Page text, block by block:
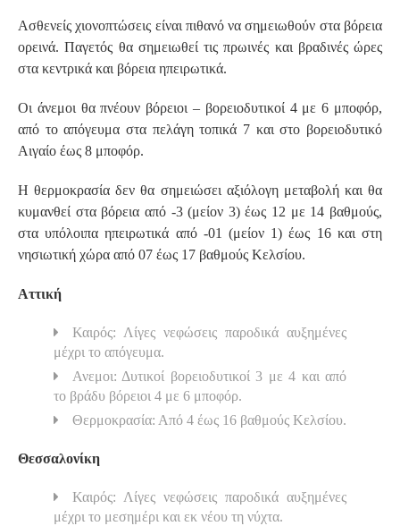
Ασθενείς χιονοπτώσεις είναι πιθανό να σημειωθούν στα βόρεια
ορεινά. Παγετός θα σημειωθεί τις πρωινές και βραδινές ώρες
στα κεντρικά και βόρεια ηπειρωτικά.
Οι άνεμοι θα πνέουν βόρειοι – βορειοδυτικοί 4 με 6 μποφόρ,
από το απόγευμα στα πελάγη τοπικά 7 και στο βορειοδυτικό
Αιγαίο έως 8 μποφόρ.
Η θερμοκρασία δεν θα σημειώσει αξιόλογη μεταβολή και θα
κυμανθεί στα βόρεια από -3 (μείον 3) έως 12 με 14 βαθμούς,
στα υπόλοιπα ηπειρωτικά από -01 (μείον 1) έως 16 και στη
νησιωτική χώρα από 07 έως 17 βαθμούς Κελσίου.
Αττική
Καιρός: Λίγες νεφώσεις παροδικά αυξημένες
μέχρι το απόγευμα.
Ανεμοι: Δυτικοί βορειοδυτικοί 3 με 4 και από
το βράδυ βόρειοι 4 με 6 μποφόρ.
Θερμοκρασία: Από 4 έως 16 βαθμούς Κελσίου.
Θεσσαλονίκη
Καιρός: Λίγες νεφώσεις παροδικά αυξημένες
μέχρι το μεσημέρι και εκ νέου τη νύχτα.